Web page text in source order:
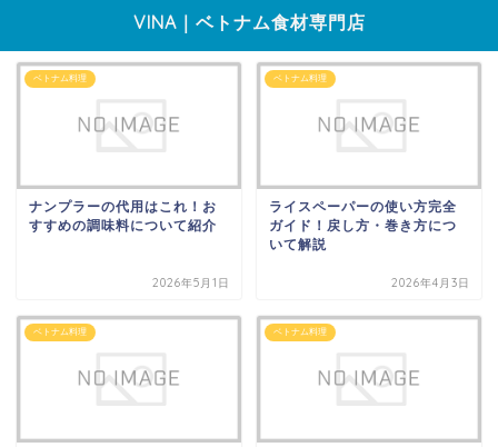
VINA｜ベトナム食材専門店
ベトナム料理
ナンプラーの代用はこれ！お
すすめの調味料について紹介
2026年5月1日
ベトナム料理
ライスペーパーの使い方完全
ガイド！戻し方・巻き方につ
いて解説
2026年4月3日
ベトナム料理 ベトナム料理